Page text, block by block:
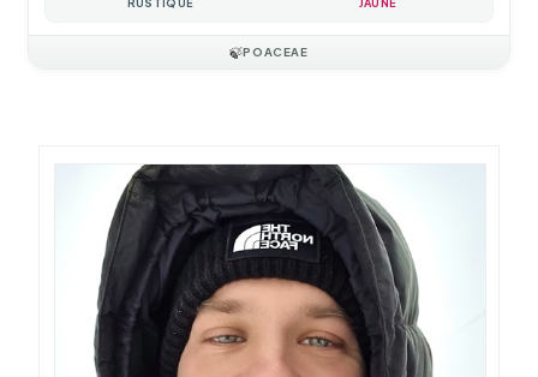
RUSTIQUE JAUNE
🍃POACEAE